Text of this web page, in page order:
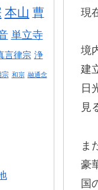
現
境
建
日
見
ま
豪
国
本山 曹
単立寺
言律宗 浄
宗 和宗 融通念